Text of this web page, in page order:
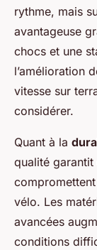
rythme, mais
avantageuse
chocs et une
l’amélioration
vitesse sur
considérer.
Quant à la
qualité garantit
vélo. Les
avancées
conditions